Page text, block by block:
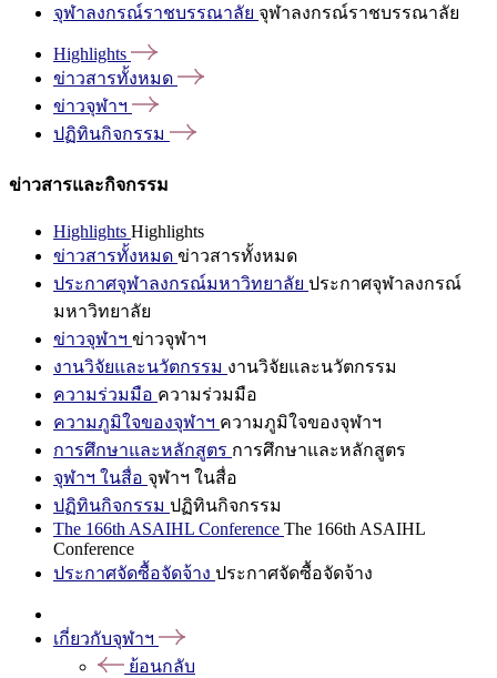
จุฬาลงกรณ์ราชบรรณาลัย จุฬาลงกรณ์ราชบรรณาลัย
Highlights
ข่าวสารทั้งหมด
ข่าวจุฬาฯ
ปฏิทินกิจกรรม
ข่าวสารและกิจกรรม
Highlights Highlights
ข่าวสารทั้งหมด ข่าวสารทั้งหมด
ประกาศจุฬาลงกรณ์มหาวิทยาลัย ประกาศจุฬาลงกรณ์
มหาวิทยาลัย
ข่าวจุฬาฯ ข่าวจุฬาฯ
งานวิจัยและนวัตกรรม งานวิจัยและนวัตกรรม
ความร่วมมือ ความร่วมมือ
ความภูมิใจของจุฬาฯ ความภูมิใจของจุฬาฯ
การศึกษาและหลักสูตร การศึกษาและหลักสูตร
จุฬาฯ ในสื่อ จุฬาฯ ในสื่อ
ปฏิทินกิจกรรม ปฏิทินกิจกรรม
The 166th ASAIHL Conference The 166th ASAIHL
Conference
ประกาศจัดซื้อจัดจ้าง ประกาศจัดซื้อจัดจ้าง
เกี่ยวกับจุฬาฯ
ย้อนกลับ